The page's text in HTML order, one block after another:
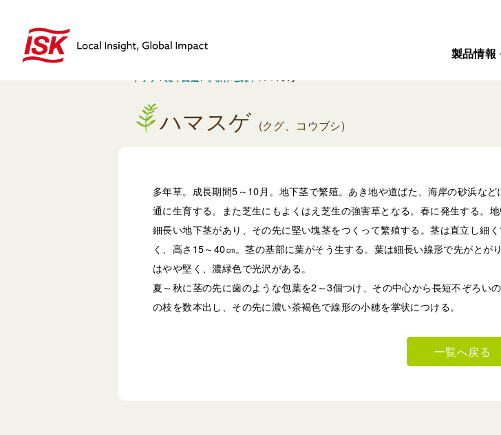
製品情報
トップ /雑草図鑑/ 非耕作地雑草 /ハマスゲ
ハマスゲ (クグ、コウブシ)
多年草。成長期間5～10月。地下茎で繁殖。あき地や道ばた、海岸の砂浜など
通に生育する。また芝生にもよくはえ芝生の強害草となる。春に発生する。地
細長い地下茎があり、その先に堅い塊茎をつくって繁殖する。茎は直立し細
く、高さ15～40㎝。茎の基部に葉がそう生する。葉は細長い線形で先がとが
はやや堅く、濃緑色で光沢がある。
夏～秋に茎の先に歯のような包葉を2～3個つけ、その中心から長短不ぞろい
の枝を数本出し、その先に濃い茶褐色で線形の小穂を掌状につける。
一覧へ戻る